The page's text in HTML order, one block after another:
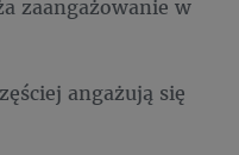
zaangażowanie w
angażują się